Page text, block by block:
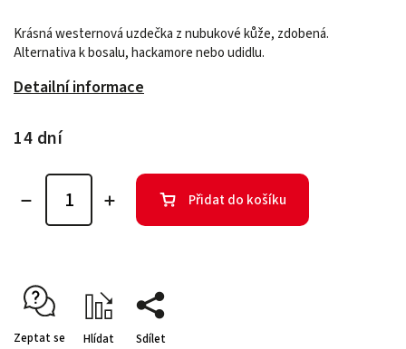
Krásná westernová uzdečka z nubukové kůže, zdobená.
Alternativa k bosalu, hackamore nebo udidlu.
Detailní informace
14 dní
Přidat do košíku
Zeptat se Hlídat Sdílet